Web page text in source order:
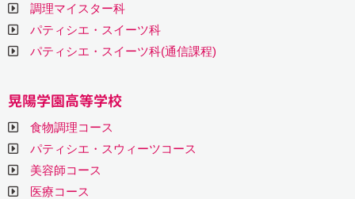
調理マイスター科
パティシエ・スイーツ科
パティシエ・スイーツ科(通信課程)
晃陽学園高等学校
食物調理コース
パティシエ・スウィーツコース
美容師コース
医療コース